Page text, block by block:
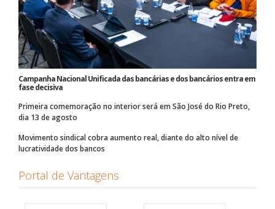
Campanha Nacional Unificada das bancárias e dos bancários entra em
fase decisiva
Primeira comemoração no interior será em São José do Rio Preto,
dia 13 de agosto
Movimento sindical cobra aumento real, diante do alto nível de
lucratividade dos bancos
Portal de Vantagens